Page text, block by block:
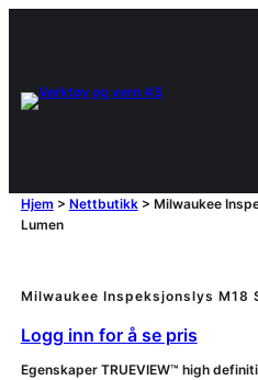
Hjem > Nettbutikk> Milwaukee
Lumen
Milwaukee Inspeksjonslys M18
Logg inn for å se pris
Egenskaper TRUEVIEW™ high